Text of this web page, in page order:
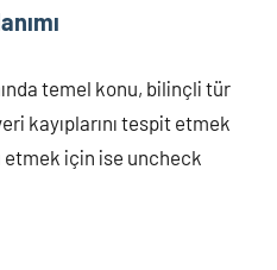
temel konu, bilinçli tür
kayıplarını tespit etmek
etmek için ise uncheck